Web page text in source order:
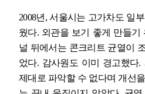
2008년 ,서울시는 고가차도 일
웠다. 외관을 보기 좋게 만들기
널 뒤에서는 콘크리트 균열이
었다. 감사원도 이미 경고했다.
제대로 파악할 수 없다며 개선